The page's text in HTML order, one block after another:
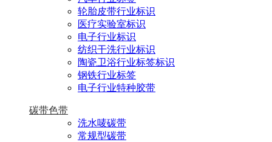
轮胎皮带行业标识
医疗实验室标识
电子行业标识
纺织干洗行业标识
陶瓷卫浴行业标签标识
钢铁行业标签
电子行业特种胶带
碳带色带
洗水唛碳带
常规型碳带